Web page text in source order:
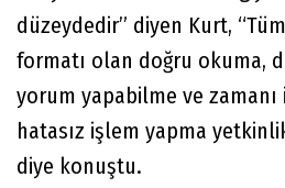
düzeydedir” diyen Kurt,
formatı olan doğru okuma,
yorum yapabilme ve
hatasız işlem yapma
diye konuştu.